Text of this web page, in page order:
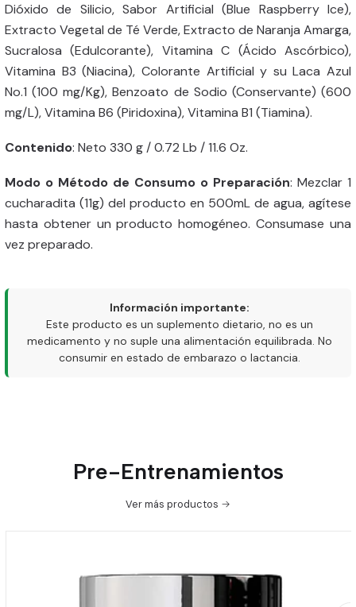
Dióxido de Silicio, Sabor Artificial (Blue Raspberry Ice),
Extracto Vegetal de Té Verde, Extracto de Naranja Amarga,
Sucralosa (Edulcorante), Vitamina C (Ácido Ascórbico),
Vitamina B3 (Niacina), Colorante Artificial y su Laca Azul
No.1 (100 mg/Kg), Benzoato de Sodio (Conservante) (600
mg/L), Vitamina B6 (Piridoxina), Vitamina B1 (Tiamina).
Contenido: Neto 330 g / 0.72 Lb / 11.6 Oz.
Modo o Método de Consumo o Preparación: Mezclar 1
cucharadita (11g) del producto en 500mL de agua, agítese
hasta obtener un producto homogéneo. Consumase una
vez preparado.
Información importante:
Este producto es un suplemento dietario, no es un
medicamento y no suple una alimentación equilibrada. No
consumir en estado de embarazo o lactancia.
Pre-Entrenamientos
Ver más productos